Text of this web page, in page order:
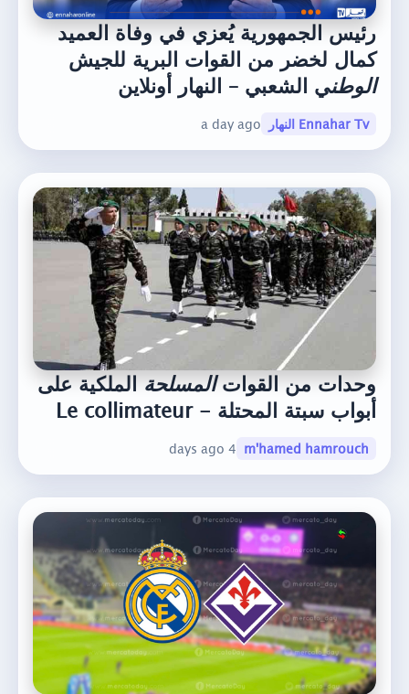
رئيس الجمهورية يُعزي في وفاة العميد
كمال لخضر من القوات البرية للجيش
الوطني الشعبي – النهار أونلاين
Ennahar Tv النهار a day ago
وحدات من القواتالمسلحةالملكية على
أبواب سبتة المحتلة - Le collimateur
m'hamed hamrouch
4 days ago